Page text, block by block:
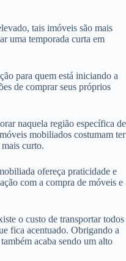
tais imóveis são mais
uma temporada curta em
para quem está iniciando a
de comprar seus próprios
naquela região específica de
mobiliados costumam ter
curto.
ofereça praticidade e
com a compra de móveis e
o custo de transportar todos
fica acentuado. Obrigando a
acaba sendo um alto